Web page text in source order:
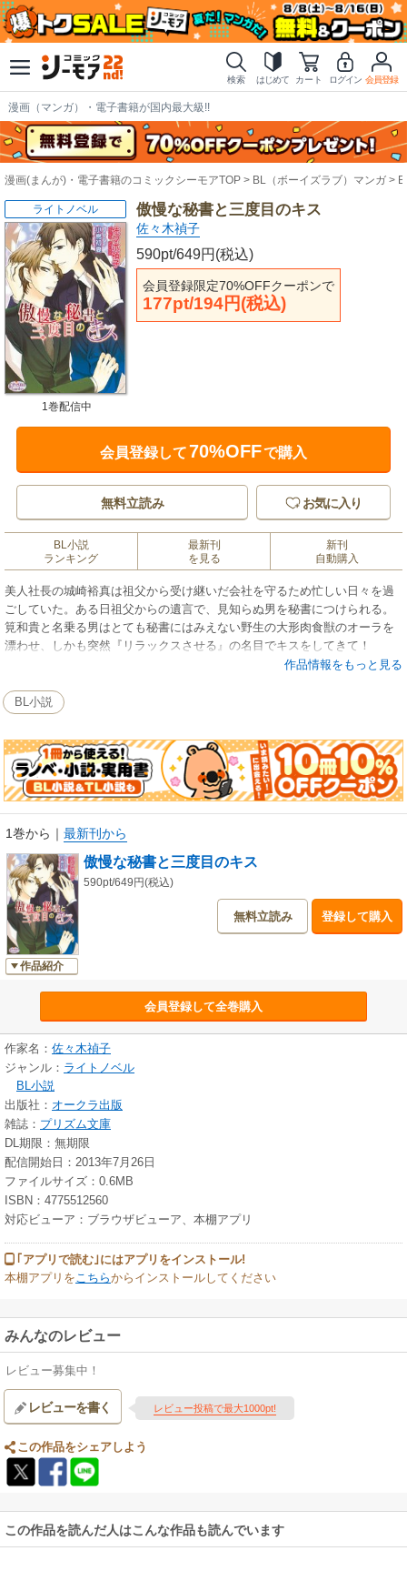
検索 はじめて カート ログイン 会員登録
漫画（マンガ）・電子書籍が国内最大級!!
漫画(まんが)・電子書籍のコミックシーモアTOP BL（ボーイズラブ）マンガ
傲慢な秘書と三度目のキス
佐々木禎子
590pt/649円(税込)
会員登録限定70%OFFクーポンで
177pt/194円(税込)
ライトノベル
1巻配信中
会員登録して70%OFFで購入
無料立読み お気に入り
BL小説
ランキング
最新刊
を見る
新刊
自動購入
美人社長の城崎裕真は祖父から受け継いだ会社を守るため忙しい日々を過
ごしていた。ある日祖父からの遺言で、見知らぬ男を秘書につけられる。
筧和貴と名乗る男はとても秘書にはみえない野生の大形肉食獣のオーラを
漂わせ、しかも突然『リラックスさせる』の名目でキスをしてきて！
筧の傲慢な振る舞いに戸惑いつつも、身体を奪われていくうちいつしか心
作品情報をもっと見る
BL小説
1巻から ｜ 最新刊から
作品紹介
傲慢な秘書と三度目のキス
590pt/649円(税込)
無料立読み 登録して購入
会員登録して全巻購入
作家名： 佐々木禎子
ジャンル： ライトノベル
BL小説
出版社： オークラ出版
雑誌： プリズム文庫
DL期限：無期限
配信開始日：2013年7月26日
ファイルサイズ：0.6MB
ISBN：4775512560
対応ビューア：ブラウザビューア、本棚アプリ
｢アプリで読む｣にはアプリをインストール!
本棚アプリをこちらからインストールしてください
みんなのレビュー
レビュー募集中！
レビューを書く レビュー投稿で最大1000pt!
この作品をシェアしよう
この作品を読んだ人はこんな作品も読んでいます